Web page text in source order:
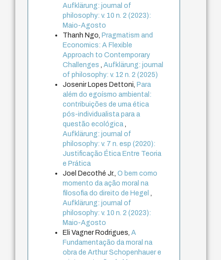
Aufklärung: journal of
philosophy: v. 10 n. 2 (2023):
Maio-Agosto
Thanh Ngo,Pragmatism and
Economics: A Flexible
Approach to Contemporary
Challenges
,Aufklärung: journal
of philosophy: v. 12 n. 2 (2025)
Josenir Lopes Dettoni,Para
além do egoísmo ambiental:
contribuições de uma ética
pós-individualista para a
questão ecológica
Aufklärung: journal of
philosophy: v. 7 n. esp (2020):
Justificação Ética Entre Teoria
e Prática
Joel Decothé Jr.,O bem como
momento da ação moral na
filosofia do direito de Hegel
Aufklärung: journal of
philosophy: v. 10 n. 2 (2023):
Maio-Agosto
Eli Vagner Rodrigues,A
Fundamentação da moral na
obra de Arthur Schopenhauer e